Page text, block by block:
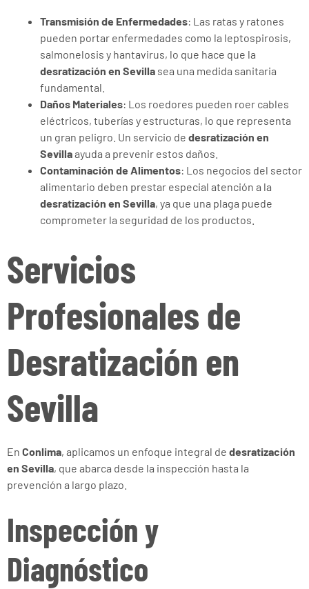
Transmisión de Enfermedades: Las ratas y ratones
pueden portar enfermedades como la leptospirosis,
salmonelosis y hantavirus, lo que hace que la
desratización en Sevilla sea una medida sanitaria
fundamental.
Daños Materiales: Los roedores pueden roer cables
eléctricos, tuberías y estructuras, lo que representa
un gran peligro. Un servicio de desratización en
Sevillaayuda a prevenir estos daños.
Contaminación de Alimentos: Los negocios del sector
alimentario deben prestar especial atención a la
desratización en Sevilla, ya que una plaga puede
comprometer la seguridad de los productos.
Servicios
Profesionales de
Desratización en
Sevilla
En Conlima, aplicamos un enfoque integral de desratización
en Sevilla, que abarca desde la inspección hasta la
prevención a largo plazo.
Inspección y
Diagnóstico